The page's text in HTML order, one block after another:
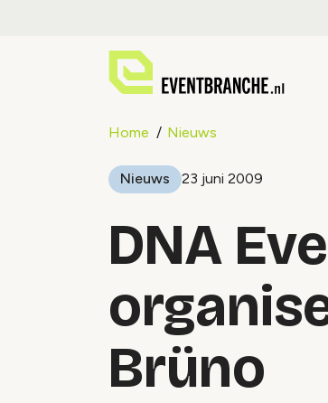
Home Nieuws
Nieuws 23 juni 2009
DNA
Brüno